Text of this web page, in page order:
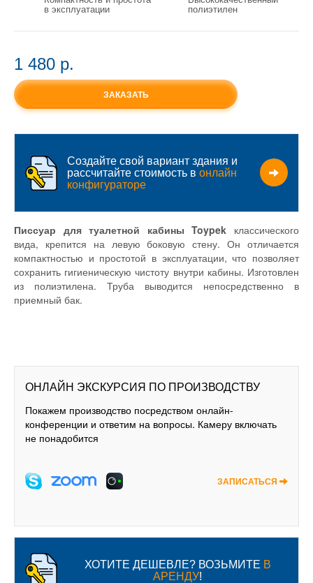
в эксплуатации полиэтилен
1 480 p.
ЗАКАЗАТЬ
Создайте свой вариант здания и
рассчитайте стоимость в онлайн
конфигураторе
Писсуар для туалетной кабины Toypek классического
вида, крепится на левую боковую стену. Он отличается
компактностью и простотой в эксплуатации, что позволяет
сохранить гигиеническую чистоту внутри кабины. Изготовлен
из полиэтилена. Труба выводится непосредственно в
приемный бак.
ОНЛАЙН ЭКСКУРСИЯ ПО ПРОИЗВОДСТВУ
Покажем производство посредством онлайн-
конференции и ответим на вопросы. Камеру включать
не понадобится
ЗАПИСАТЬСЯ
ХОТИТЕ ДЕШЕВЛЕ? ВОЗЬМИТЕ В
АРЕНДУ!